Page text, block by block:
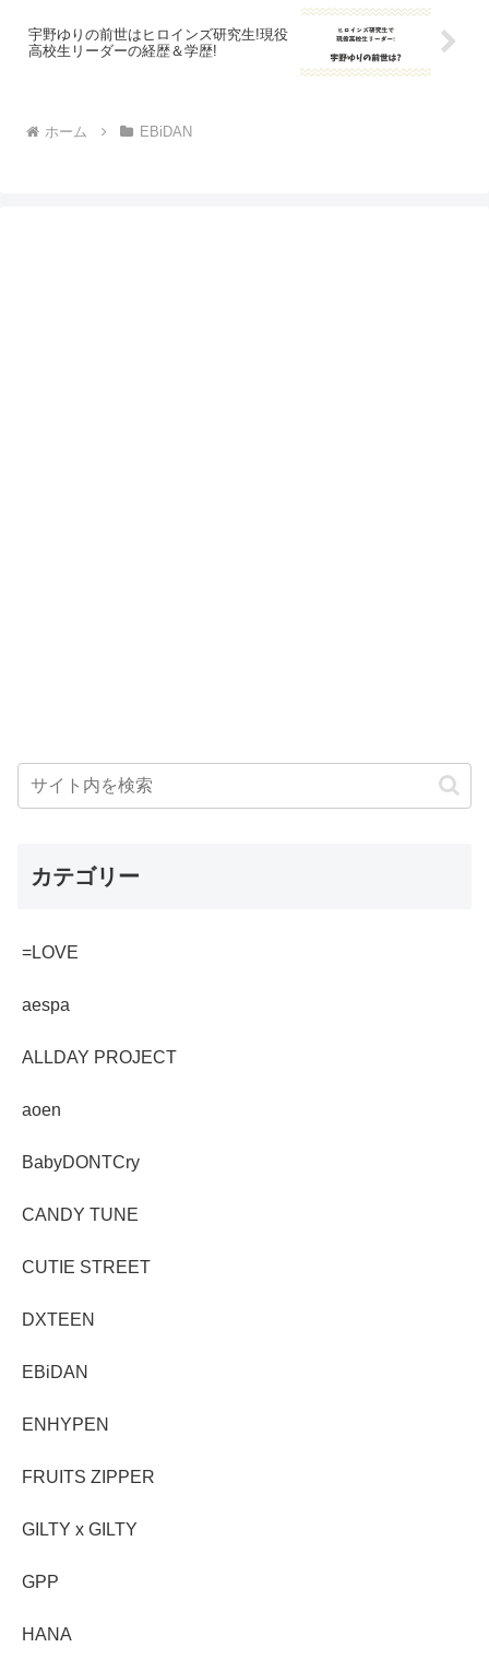
宇野ゆりの前世はヒロインズ研究生!現役
高校生リーダーの経歴＆学歴!
ホーム EBiDAN
カテゴリー
=LOVE
aespa
ALLDAY PROJECT
aoen
BabyDONTCry
CANDY TUNE
CUTIE STREET
DXTEEN
EBiDAN
ENHYPEN
FRUITS ZIPPER
GILTY x GILTY
GPP
HANA